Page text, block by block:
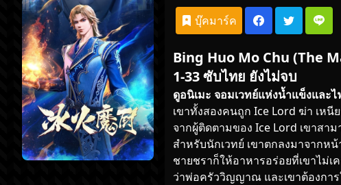
บุ๊คมาร์ค
Bing Huo Mo Chu (The
1-33 ซับไทย ยังไม่จบ
ดูอนิเมะ จอมเวทย์แห่งน้ำแข็งและไ
เขาทั้งสองคนถูก Ice Lord ฆ่า เห
จากผู้ติดตามของ Ice Lord เขาสา
สำหรับนักเวทย์ เขาตกลงมาจากห
ชายชราก็ให้อาหารอร่อยที่เขาไม่
ว่าพ่อครัววิญญาณ และเขาต้องการ